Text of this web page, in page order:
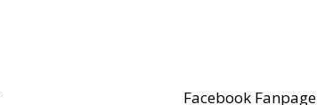
Facebook Fanpage